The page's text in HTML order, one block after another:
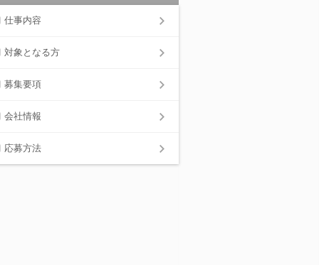
仕事内容
対象となる方
募集要項
会社情報
応募方法